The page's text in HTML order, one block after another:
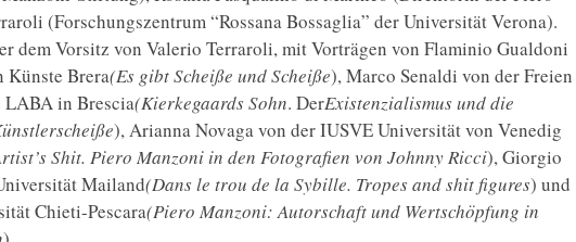
(Forschungszentrum “Rossana Bossaglia” der Universität Verona).
dem Vorsitz von Valerio Terraroli, mit Vorträgen von Flaminio Gualdoni
Künste Brera(Es gibt Scheiße und Scheiße), Marco Senaldi von der Freien
LABA in Brescia(Kierkegaards Sohn. DerExistenzialismus und die
), Arianna Novaga von der IUSVE Universität von Venedig
Shit. Piero Manzoni in den Fotografien von Johnny Ricci), Giorgio
Mailand(Dans le trou de la Sybille. Tropes and shit figures) und
Chieti-Pescara(Piero Manzoni: Autorschaft und Wertschöpfung in